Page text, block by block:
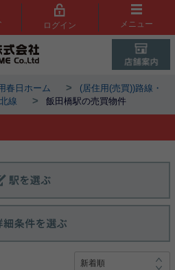
ログイン メニュー
春日ホーム >
(居住用(売買))路線・
線 > 飯田橋駅の売買物件